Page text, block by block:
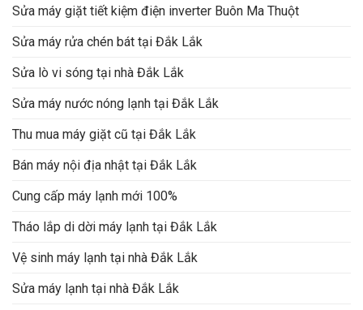
Sửa máy giặt tiết kiệm điện inverter Buôn Ma Thuột
Sửa máy rửa chén bát tại Đắk Lắk
Sửa lò vi sóng tại nhà Đắk Lắk
Sửa máy nước nóng lạnh tại Đắk Lắk
Thu mua máy giặt cũ tại Đắk Lắk
Bán máy nội địa nhật tại Đắk Lắk
Cung cấp máy lạnh mới 100%
Tháo lắp di dời máy lạnh tại Đắk Lắk
Vệ sinh máy lạnh tại nhà Đắk Lắk
Sửa máy lạnh tại nhà Đắk Lắk